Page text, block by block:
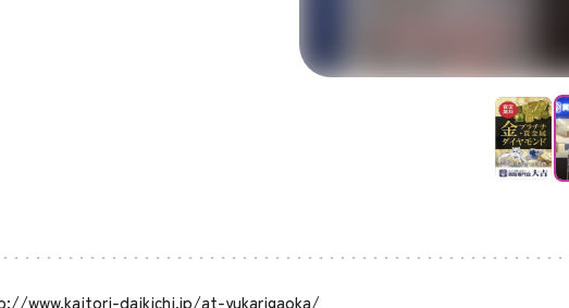
www.kaitori-daikichi.jp/at-yukarigaoka/